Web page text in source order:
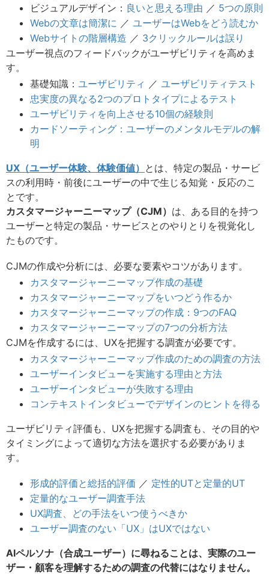
ビジュアルデザイン： 良いと思える理由 ／ 5つの原則
Webの文章は簡潔に ／ ユーザーはWebをどう読むか
Webサイトの階層構造 ／ 3クリックルールは誤り
ユーザー視点のフィードバックがユーザビリティを高めま
す。
基礎知識： ユーザビリティ ／ ユーザビリティテスト
忠実度の異なる2つのプロトタイプによるテスト
ユーザビリティを向上させる10個の経験則
カードソーティング：ユーザーのメンタルモデルの解
明
UX（ユーザー体験、体験価値） とは、特定の製品・サービ
スの利用時・前後にユーザーの中で生じる知覚・反応のこ
とです。
カスタマージャーニーマップ（CJM） は、ある目的を持つ
ユーザーと特定の製品・サービスとのやりとりを視覚化し
たものです。
CJMの作成や分析には、必要な要素やコツがあります。
カスタマージャーニーマップ作成の基礎
カスタマージャーニーマップをいつどう作るか
カスタマージャーニーマップの作成：9つのFAQ
カスタマージャーニーマップの7つの分析方法
CJMを作成するには、UXを把握する調査が必要です。
カスタマージャーニーマップ作成のための調査の方法
ユーザーインタビューを実施する理由と方法
ユーザーインタビューが失敗する理由
コンテキストインタビューでデザインのヒントを得る
ユーザビリティ評価も、UXを把握する調査も、その目的や
タイミングによって適切な方法を選択する必要がありま
す。
形成的評価と総括的評価 ／ 定性的UTと定量的UT
定量的なユーザー調査手法
UX調査、どの手法をいつ使うべきか
ユーザー調査のない「UX」はUXではない
AIペルソナ（合成ユーザー）に尋ねることは、実際のユー
ザー・顧客を理解するための調査の代替にはなりません。